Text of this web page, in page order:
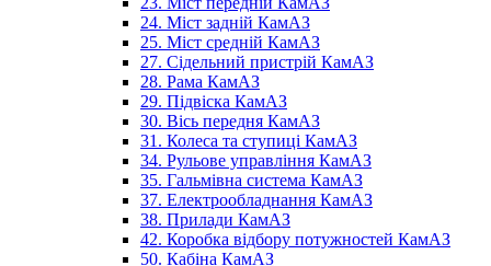
24. Міст задній КамАЗ
25. Міст средній КамАЗ
27. Сідельний пристрій КамАЗ
28. Рама КамАЗ
29. Підвіска КамАЗ
30. Вісь передня КамАЗ
31. Колеса та ступиці КамАЗ
34. Рульове управління КамАЗ
35. Гальмівна система КамАЗ
37. Електрообладнання КамАЗ
38. Прилади КамАЗ
42. Коробка відбору потужностей КамАЗ
50. Кабіна КамАЗ